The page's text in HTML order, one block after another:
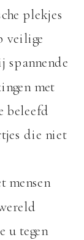
plekjes
veilige
spannende
met
beleefd
die niet
mensen
u tegen